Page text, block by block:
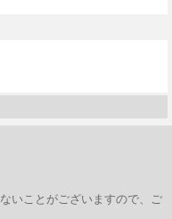
いことがございますので、ご